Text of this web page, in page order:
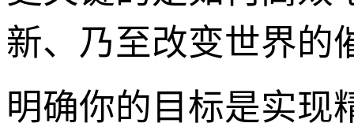
新、乃至改变世界的
明确你的目标是实现